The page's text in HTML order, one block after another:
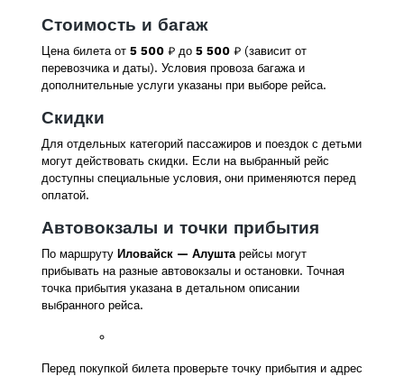
Стоимость и багаж
Цена билета от 5 500 ₽ до 5 500 ₽ (зависит от
перевозчика и даты). Условия провоза багажа и
дополнительные услуги указаны при выборе рейса.
Скидки
Для отдельных категорий пассажиров и поездок с детьми
могут действовать скидки. Если на выбранный рейс
доступны специальные условия, они применяются перед
оплатой.
Автовокзалы и точки прибытия
По маршруту Иловайск — Алуштарейсы могут
прибывать на разные автовокзалы и остановки. Точная
точка прибытия указана в детальном описании
выбранного рейса.
Перед покупкой билета проверьте точку прибытия и адрес